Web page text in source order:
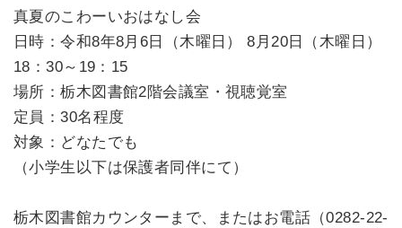
真夏のこわーいおはなし会
日時：令和8年8月6日（木曜日） 8月20日（木曜日）
18：30～19：15
場所：栃木図書館2階会議室・視聴覚室
定員：30名程度
対象：どなたでも
（小学生以下は保護者同伴にて）
栃木図書館カウンターまで、またはお電話（0282-22-